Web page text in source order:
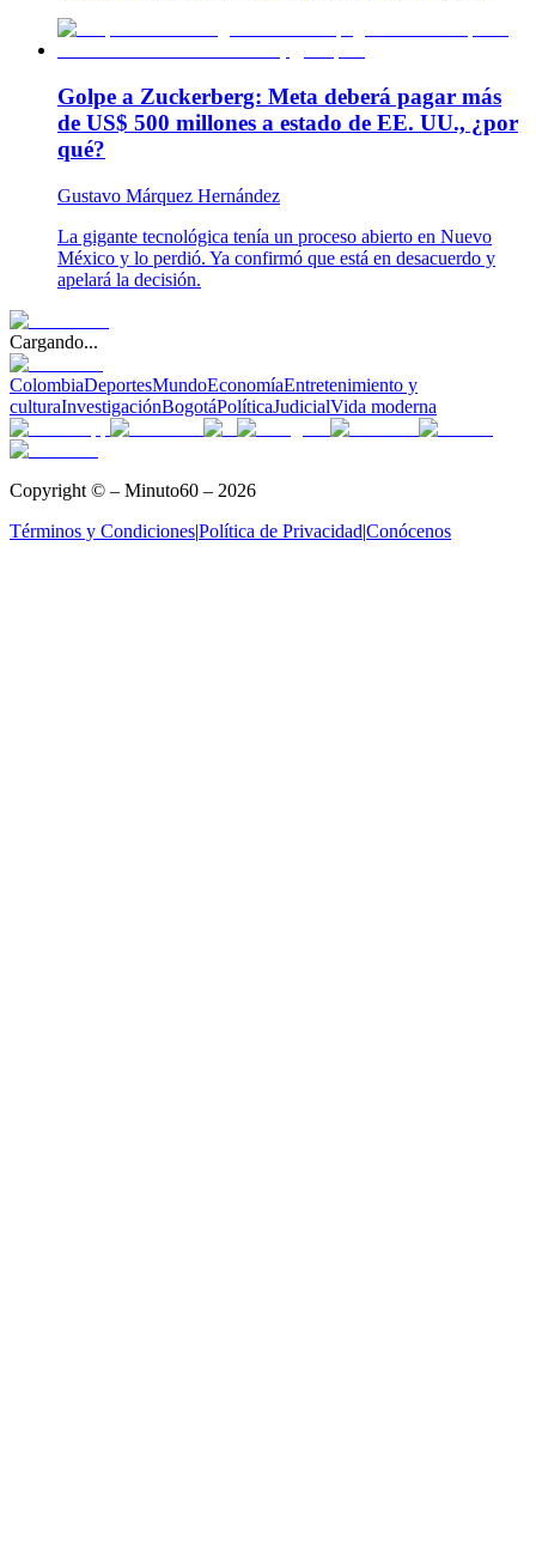
Golpe a Zuckerberg: Meta deberá pagar más
de US$ 500 millones a estado de EE. UU., ¿por
qué?
Gustavo Márquez Hernández
La gigante tecnológica tenía un proceso abierto en Nuevo
México y lo perdió. Ya confirmó que está en desacuerdo y
apelará la decisión.
Cargando...
ColombiaDeportesMundoEconomíaEntretenimiento y
culturaInvestigaciónBogotáPolíticaJudicialVida moderna
Copyright © – Minuto60 – 2026
Términos y Condiciones|Política de Privacidad|Conócenos